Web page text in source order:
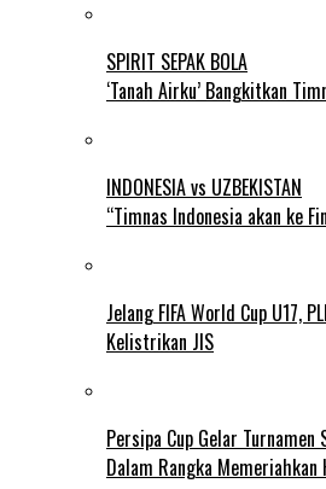
SPIRIT SEPAK BOLA
‘Tanah Airku’ Bangkitkan
INDONESIA vs UZBEKISTAN
“Timnas Indonesia akan ke
Jelang FIFA World Cup U17,
Kelistrikan JIS
Persipa Cup Gelar Turnamen
Dalam Rangka Memeriahkan